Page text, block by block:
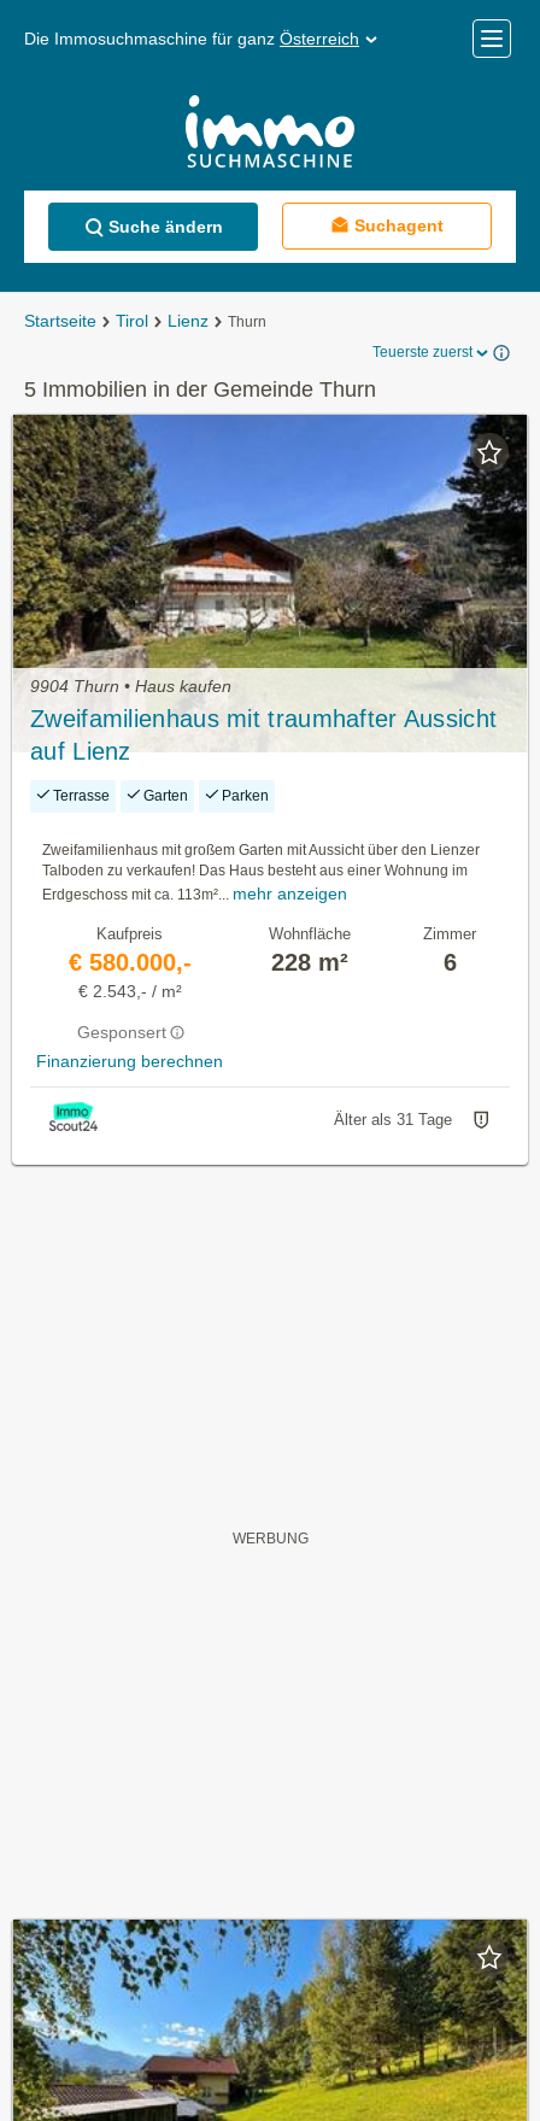
Die Immosuchmaschine für ganz Österreich
Menü
Suche ändern Suchagent
Startseite Tirol Lienz
Thurn
Teuerste zuerst
5 Immobilien in der Gemeinde Thurn
9904 Thurn • Haus kaufen
Zweifamilienhaus mit traumhafter Aussicht
auf Lienz
Terrasse Garten Parken
Zweifamilienhaus mit großem Garten mit Aussicht über den Lienzer
Talboden zu verkaufen! Das Haus besteht aus einer Wohnung im
Erdgeschoss mit ca. 113m²...
mehr anzeigen
Kaufpreis
€ 580.000,-
€ 2.543,- / m²
Gesponsert
Finanzierung berechnen
Wohnfläche
228 m²
Zimmer
6
Älter als 31 Tage